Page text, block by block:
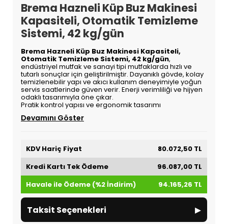
Brema Hazneli Küp Buz Makinesi
Kapasiteli, Otomatik Temizleme
Sistemi, 42 kg/gün
Brema Hazneli Küp Buz Makinesi Kapasiteli,
Otomatik Temizleme Sistemi, 42 kg/gün,
endüstriyel mutfak ve sanayi tipi mutfaklarda hızlı ve
tutarlı sonuçlar için geliştirilmiştir. Dayanıklı gövde, kolay
temizlenebilir yapı ve akıcı kullanım deneyimiyle yoğun
servis saatlerinde güven verir. Enerji verimliliği ve hijyen
odaklı tasarımıyla öne çıkar.
Pratik kontrol yapısı ve ergonomik tasarımı
Devamını Göster
KDV Hariç Fiyat
80.072,50 TL
Kredi Kartı Tek Ödeme
96.087,00 TL
Havale ile Ödeme (%2 İndirim)
94.165,26 TL
Taksit Seçenekleri ▸